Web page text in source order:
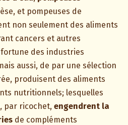
et pompeuses de
non seulement des aliments
cancers et autres
des industries
aussi, de par une sélection
produisent des aliments
nutritionnels; lesquelles
par ricochet, engendrent la
de compléments